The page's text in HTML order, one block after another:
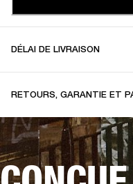
DÉLAI DE LIVRAISON
RETOURS, GARANTIE ET